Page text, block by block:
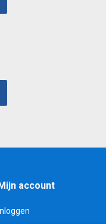
Mijn account
Inloggen